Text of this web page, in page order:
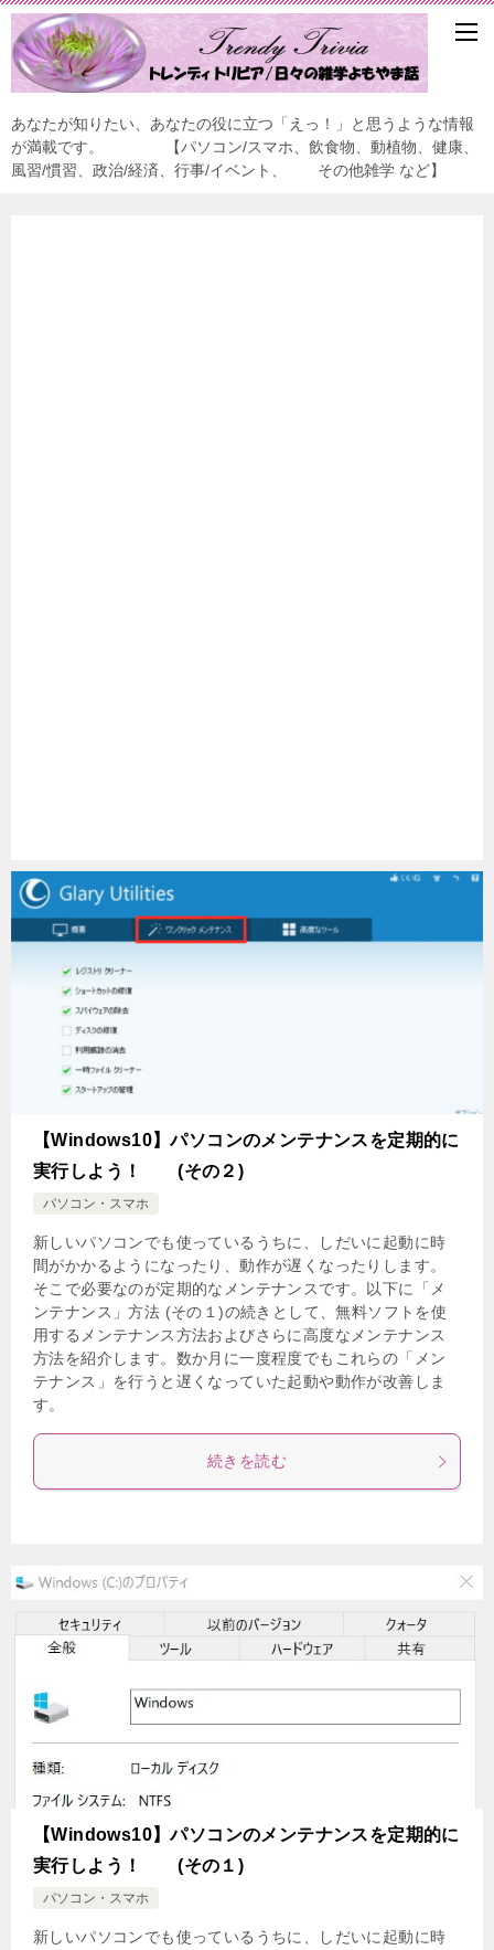
あなたが知りたい、あなたの役に立つ「えっ！」と思うような情報
が満載です。 【パソコン/スマホ、飲食物、動植物、健康、
風習/慣習、政治/経済、行事/イベント、 その他雑学 など】
【Windows10】パソコンのメンテナンスを定期的に
実行しよう！ (その２)
パソコン・スマホ
新しいパソコンでも使っているうちに、しだいに起動に時
間がかかるようになったり、動作が遅くなったりします。
そこで必要なのが定期的なメンテナンスです。以下に「メ
ンテナンス」方法 (その１)の続きとして、無料ソフトを使
用するメンテナンス方法およびさらに高度なメンテナンス
方法を紹介します。数か月に一度程度でもこれらの「メン
テナンス」を行うと遅くなっていた起動や動作が改善しま
す。
続きを読む
【Windows10】パソコンのメンテナンスを定期的に
実行しよう！ (その１)
パソコン・スマホ
新しいパソコンでも使っているうちに、しだいに起動に時